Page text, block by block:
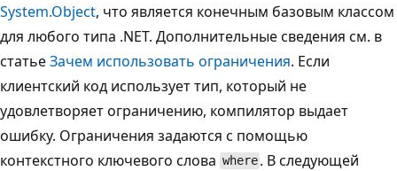
System.Object, что является конечным базовым классом
для любого типа .NET. Дополнительные сведения см. в
статьеЗачем использовать ограничения. Если
клиентский код использует тип, который не
удовлетворяет ограничению, компилятор выдает
ошибку. Ограничения задаются с помощью
контекстного ключевого слова where . В следующей